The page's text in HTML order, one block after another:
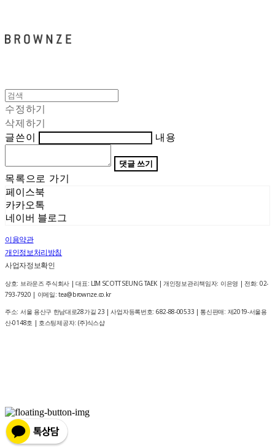
수정하기
삭제하기
글쓴이
내용
댓글 쓰기
목록으로 가기
페이스북
카카오톡
네이버 블로그
이용약관
개인정보처리방침
사업자정보확인
상호: 브라운즈 주식회사 | 대표: LIM SCOTT SEUNG TAEK | 개인정보관리책임자: 이은영 | 전화: 02-
793-7920 | 이메일: tea@brownze.co.kr
주소: 서울 용산구 한남대로28가길 23 | 사업자등록번호: 682-88-00533 | 통신판매: 제2019-서울용
산-0148호 | 호스팅제공자: (주)식스샵